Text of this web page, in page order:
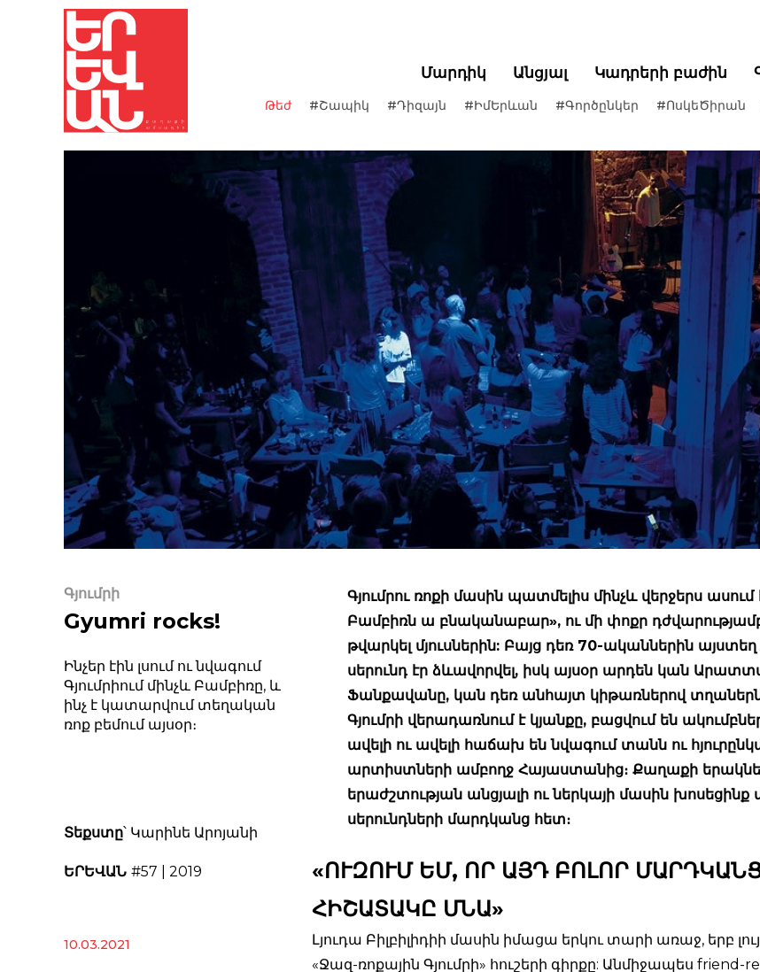
Մարդիկ Անցյալ Կադրերի բաժին
Թեժ #Շապիկ #Դիզայն #ԻմԵրևան #Գործընկեր #ՈսկեԾիրան
Գյումրի
Gyumri rocks!
Ինչեր էին լսում ու նվագում
Գյումրիում մինչև Բամբիռը, և
ինչ է կատարվում տեղական
ռոք բեմում այսօր։
Տեքստը՝ Կարինե Արոյանի
ԵՐԵՎԱՆ #57 | 2019
10.03.2021
Գյումրու ռոքի մասին պատմելիս մինչև վերջերս ասում
Բամբիռն ա բնականաբար», ու մի փոքր դժվարությամբ
թվարկել մյուսներին: Բայց դեռ 70-ականներին
սերունդ էր ձևավորվել, իսկ այսօր արդեն կան
Ֆանքավանը, կան դեռ անհայտ կիթառներով տղաներն
Գյումրի վերադառնում է կյանքը, բացվում են
ավելի ու ավելի հաճախ են նվագում տանն ու
արտիստների ամբողջ Հայաստանից։ Քաղաքի
երաժշտության անցյալի ու ներկայի մասին
սերունդների մարդկանց հետ։
«ՈՒԶՈՒՄ ԵՄ, ՈՐ ԱՅԴ ԲՈԼՈՐ
ՀԻՇԱՏԱԿԸ ՄՆԱ»
Լյուդա Բիլբիլիդիի մասին իմացա երկու տարի առաջ, երբ
«Ջազ-ռոքային Գյումրի» հուշերի գիրքը: Անմիջապես friend-